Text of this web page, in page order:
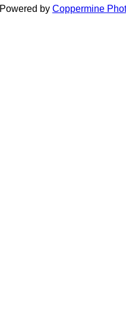
Powered by Coppermine